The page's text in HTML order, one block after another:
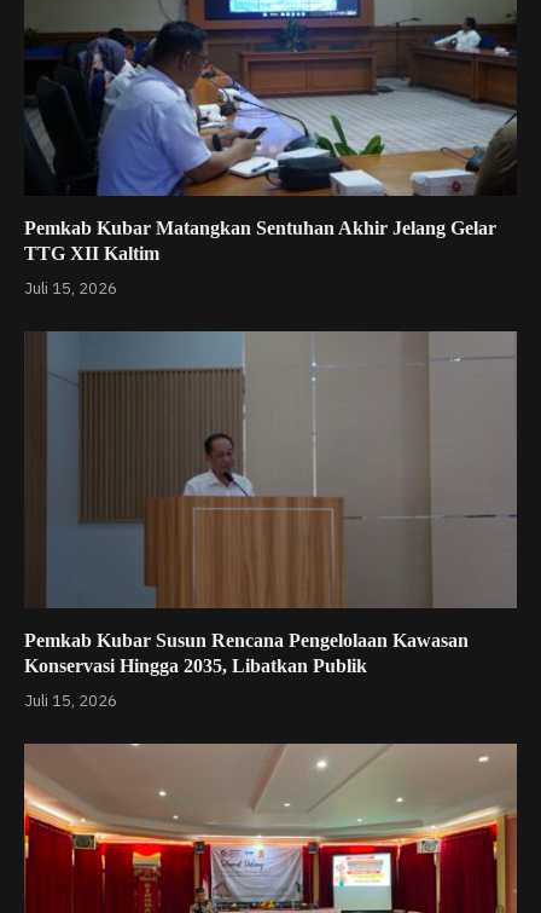
Pemkab Kubar Matangkan Sentuhan Akhir Jelang Gelar
TTG XII Kaltim
Juli 15, 2026
Pemkab Kubar Susun Rencana Pengelolaan Kawasan
Konservasi Hingga 2035, Libatkan Publik
Juli 15, 2026